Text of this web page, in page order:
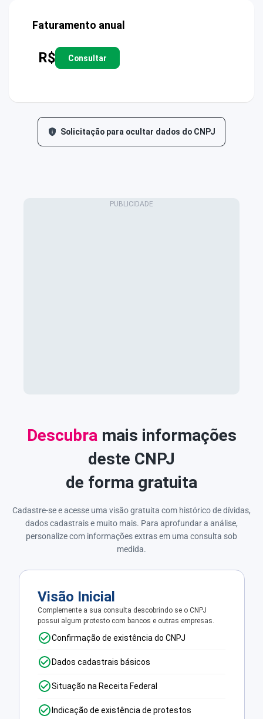
Faturamento anual
R$ Consultar
Solicitação para ocultar dados do CNPJ
Descubra mais informações
deste CNPJ
de forma gratuita
Cadastre-se e acesse uma visão gratuita com histórico de dívidas,
dados cadastrais e muito mais. Para aprofundar a análise,
personalize com informações extras em uma consulta sob
medida.
Visão Inicial
Complemente a sua consulta descobrindo se o CNPJ
possui algum protesto com bancos e outras empresas.
Confirmação de existência do CNPJ
Dados cadastrais básicos
Situação na Receita Federal
Indicação de existência de protestos